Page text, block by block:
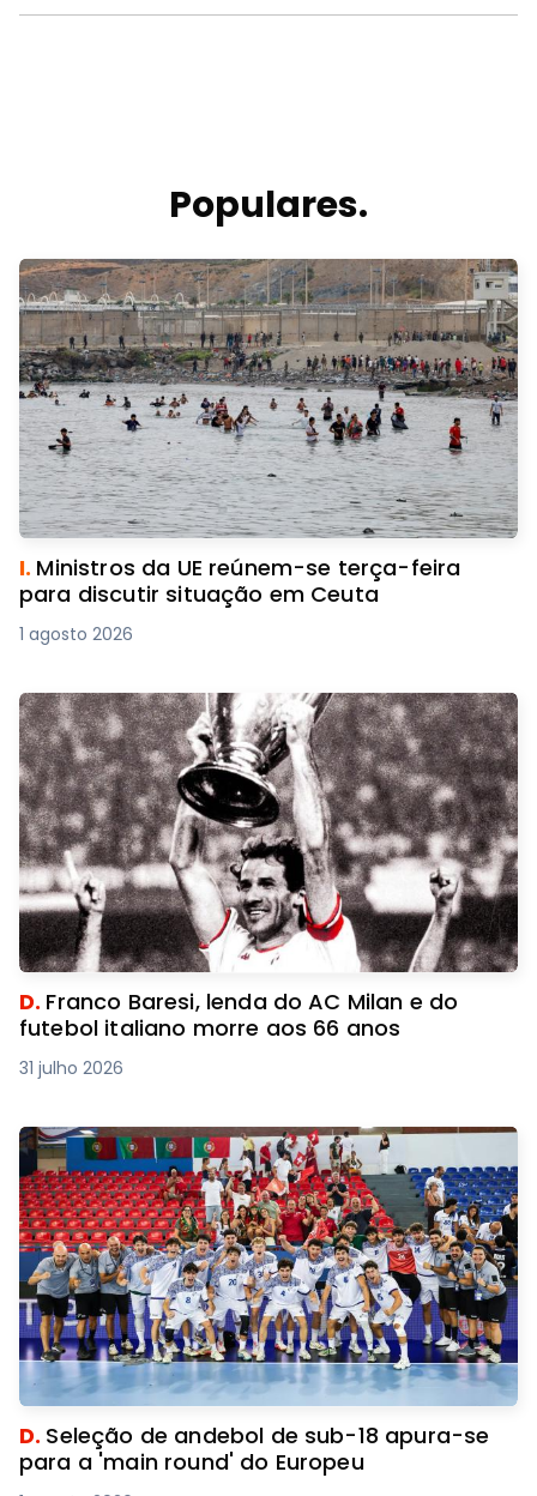
Populares.
I. Ministros da UE reúnem-se terça-feira
para discutir situação em Ceuta
1 agosto 2026
D. Franco Baresi, lenda do AC Milan e do
futebol italiano morre aos 66 anos
31 julho 2026
D. Seleção de andebol de sub-18 apura-se
para a 'main round' do Europeu